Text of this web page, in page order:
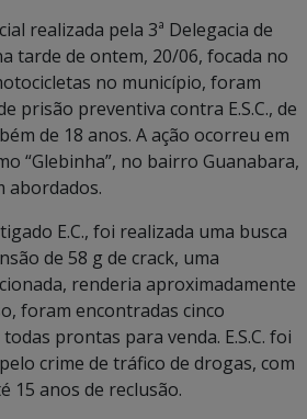
realizada pela 3ª Delegacia de
tarde de ontem, 20/06, focada no
no município, foram
prisão preventiva contra E.S.C., de
de 18 anos. A ação ocorreu em
“Glebinha”, no bairro Guanabara,
abordados.
E.C., foi realizada uma busca
de 58 g de crack, uma
renderia aproximadamente
foram encontradas cinco
prontas para venda. E.S.C. foi
crime de tráfico de drogas, com
15 anos de reclusão.